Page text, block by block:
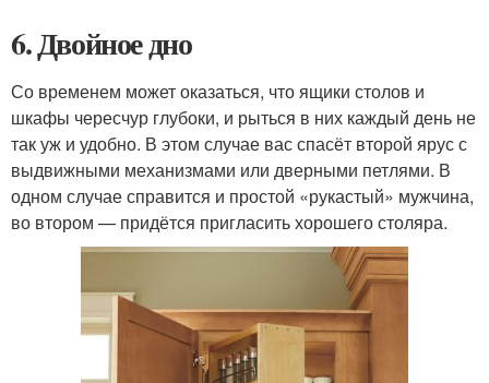
6. Двойное дно
Со временем может оказаться, что ящики столов и
шкафы чересчур глубоки, и рыться в них каждый день не
так уж и удобно. В этом случае вас спасёт второй ярус с
выдвижными механизмами или дверными петлями. В
одном случае справится и простой «рукастый» мужчина,
во втором — придётся пригласить хорошего столяра.